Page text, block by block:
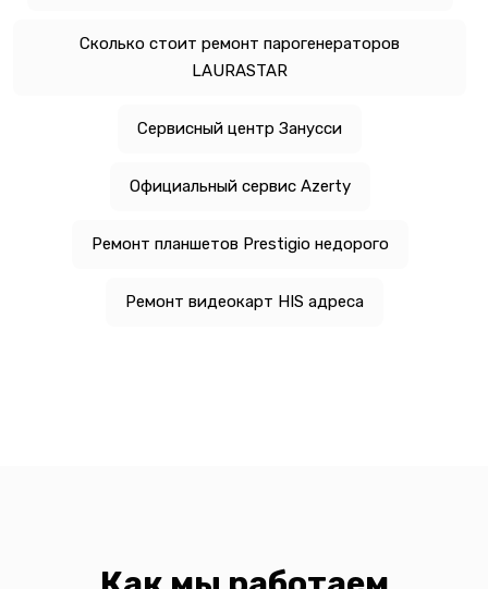
Сколько стоит ремонт парогенераторов
LAURASTAR
Сервисный центр Занусси
Официальный сервис Azerty
Ремонт планшетов Prestigio недорого
Ремонт видеокарт HIS адреса